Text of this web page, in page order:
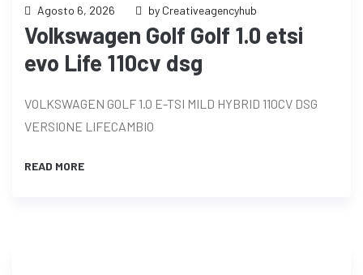
Agosto 6, 2026 by Creativeagencyhub
Volkswagen Golf Golf 1.0 etsi
evo Life 110cv dsg
VOLKSWAGEN GOLF 1.0 E-TSI MILD HYBRID 110CV DSG
VERSIONE LIFECAMBIO
READ MORE